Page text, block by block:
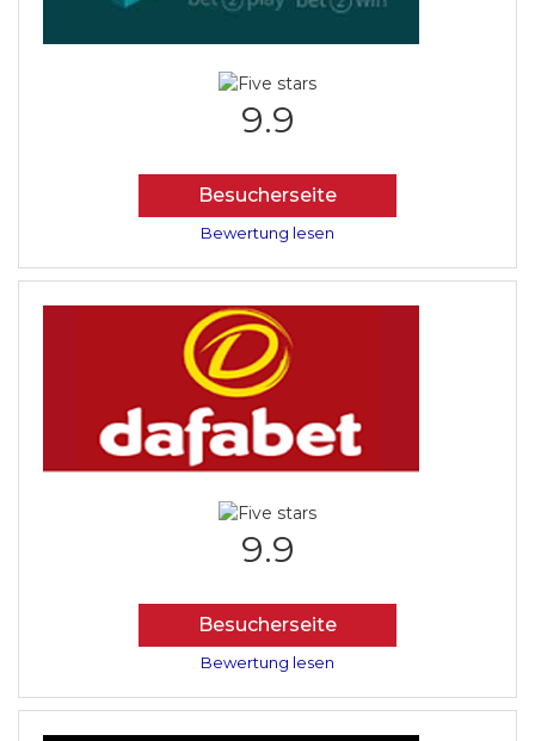
9.9
Besucherseite
Bewertung lesen
9.9
Besucherseite
Bewertung lesen